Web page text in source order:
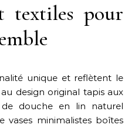
textiles pour
unique et reflètent le
design original tapis aux
douche en lin naturel
vases minimalistes boîtes